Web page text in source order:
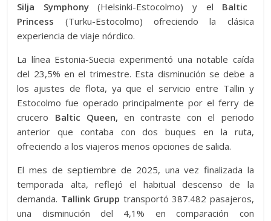
Silja Symphony(Helsinki-Estocolmo) y el Baltic
Princess (Turku-Estocolmo) ofreciendo la clásica
experiencia de viaje nórdico.
La línea Estonia-Suecia experimentó una notable caída
del 23,5% en el trimestre. Esta disminución se debe a
los ajustes de flota, ya que el servicio entre Tallin y
Estocolmo fue operado principalmente por el ferry de
crucero Baltic Queen, en contraste con el periodo
anterior que contaba con dos buques en la ruta,
ofreciendo a los viajeros menos opciones de salida.
El mes de septiembre de 2025, una vez finalizada la
temporada alta, reflejó el habitual descenso de la
demanda. Tallink Grupp transportó 387.482 pasajeros,
una disminución del 4,1% en comparación con